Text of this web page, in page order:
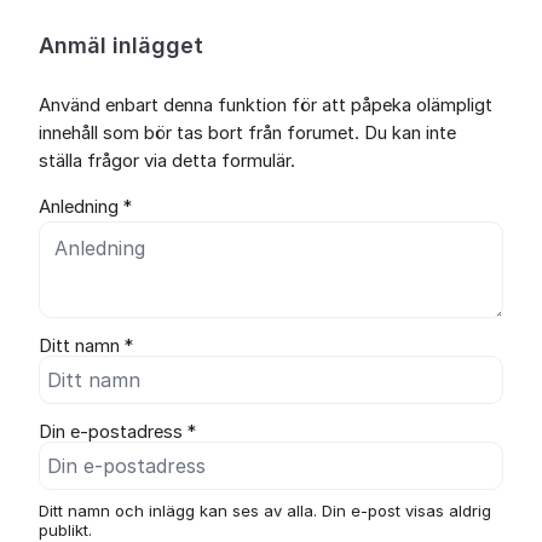
Anmäl inlägget
Använd enbart denna funktion för att påpeka olämpligt
innehåll som bör tas bort från forumet. Du kan inte
ställa frågor via detta formulär.
Anledning *
Ditt namn *
Din e-postadress *
Ditt namn och inlägg kan ses av alla. Din e-post visas aldrig
publikt.